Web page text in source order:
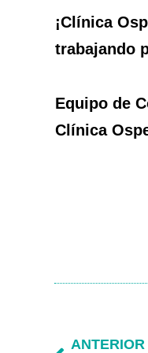
¡Clínica
trabajando
Equipo de
Clínica
ANTERIOR